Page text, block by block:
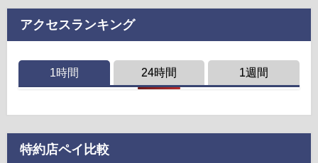
アクセスランキング
1時間 24時間 1週間
特約店ペイ比較